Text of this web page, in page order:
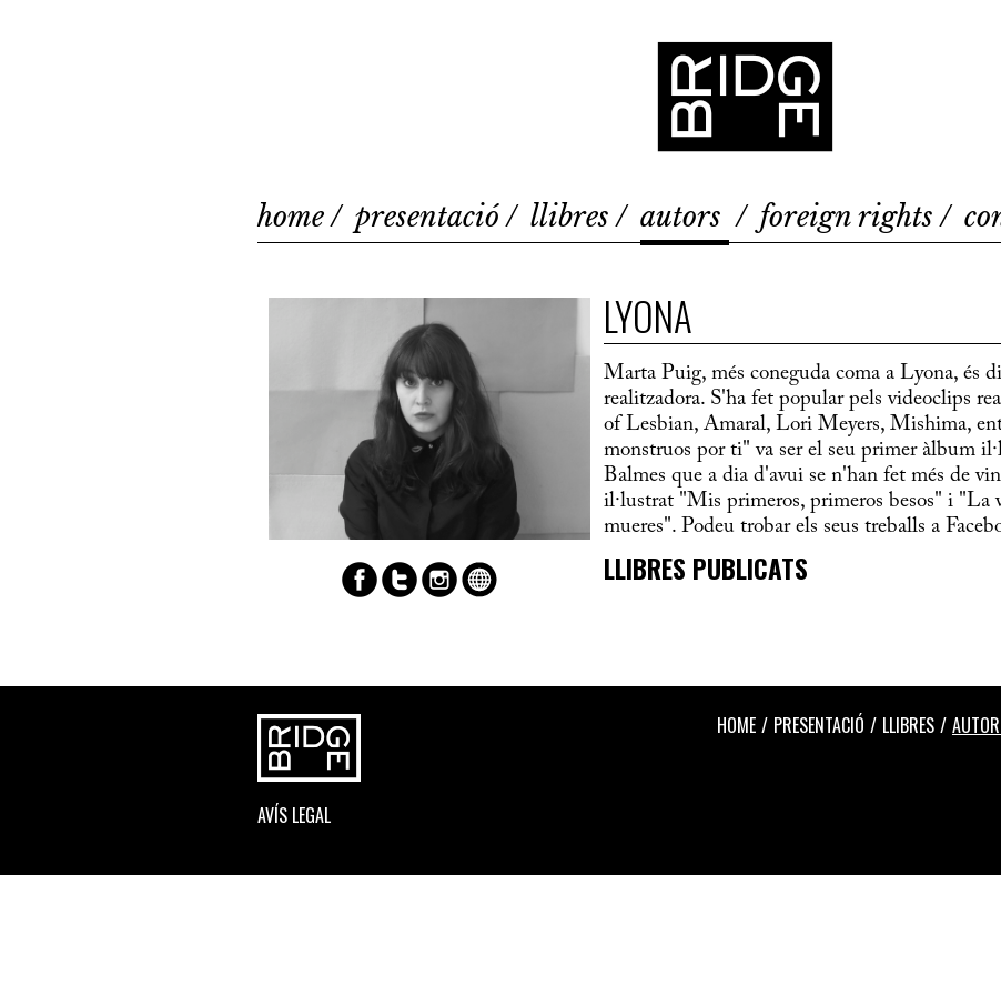
Bridge
home presentació llibres autors foreign rights
LYONA
Marta Puig, més coneguda coma a Lyona, és
realitzadora. S'ha fet popular pels videoclips
of Lesbian, Amaral, Lori Meyers, Mishima,
monstruos por ti" va ser el seu primer àlbum
Balmes que a dia d'avui se n'han fet més de
il·lustrat "Mis primeros, primeros besos" i "La
mueres". Podeu trobar els seus treballs a
LLIBRES PUBLICATS
AVÍS LEGAL
HOME PRESENTACIÓ LLIBRES